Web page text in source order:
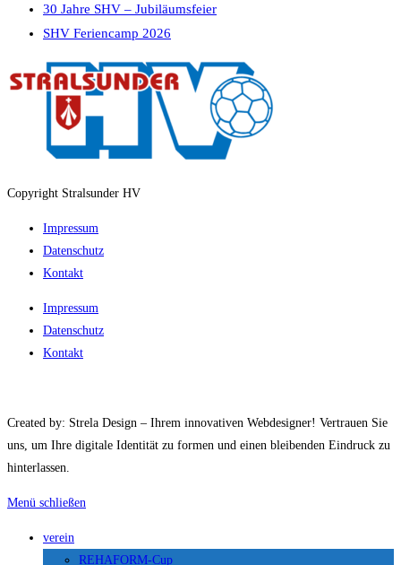
30 Jahre SHV – Jubiläumsfeier
SHV Feriencamp 2026
Copyright Stralsunder HV
Impressum
Datenschutz
Kontakt
Impressum
Datenschutz
Kontakt
Created by: Strela Design – Ihrem innovativen Webdesigner! Vertrauen Sie
uns, um Ihre digitale Identität zu formen und einen bleibenden Eindruck zu
hinterlassen.
Menü schließen
verein
REHAFORM-Cup